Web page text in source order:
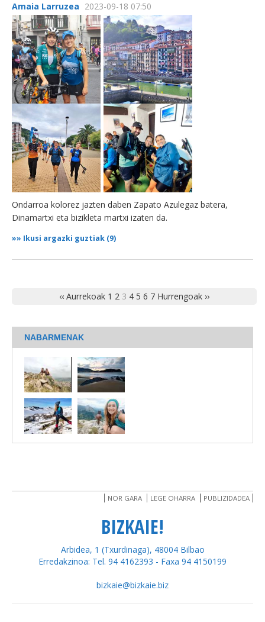
Amaia Larruzea 2023-09-18 07:50
Ondarroa kolorez jazten daben Zapato Azulegaz batera,
Dinamartxi eta bizikleta martxi izaten da.
»» Ikusi argazki guztiak (9)
‹‹ Aurrekoak 1 2 3 4 5 6 7 Hurrengoak ››
NABARMENAK
NOR GARA LEGE OHARRA PUBLIZIDADEA
BIZKAIE!
Arbidea, 1 (Txurdinaga), 48004 Bilbao
Erredakzinoa: Tel. 94 4162393 - Faxa 94 4150199
bizkaie@bizkaie.biz